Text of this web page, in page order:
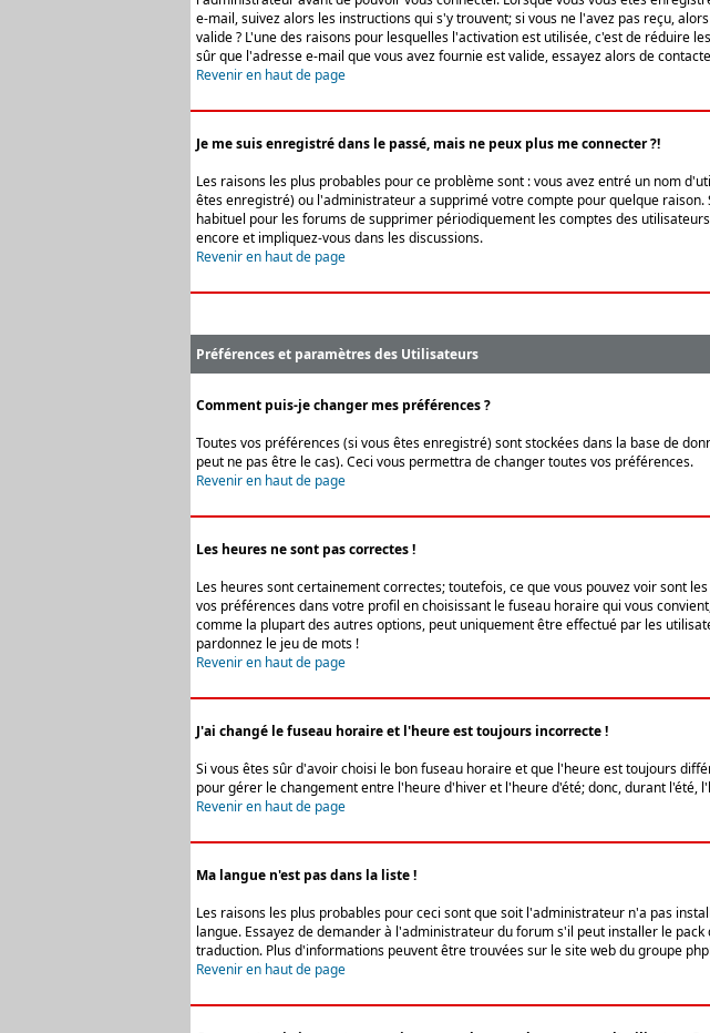
e-mail, suivez alors les instructions qui s'y trouvent; si vous ne l'avez pas reçu,
valide ? L'une des raisons pour lesquelles l'activation est utilisée, c'est de réduire
sûr que l'adresse e-mail que vous avez fournie est valide, essayez alors de
Revenir en haut de page
Je me suis enregistré dans le passé, mais ne peux plus me connecter ?!
Les raisons les plus probables pour ce problème sont : vous avez entré un nom
êtes enregistré) ou l'administrateur a supprimé votre compte pour quelque
habituel pour les forums de supprimer périodiquement les comptes des
encore et impliquez-vous dans les discussions.
Revenir en haut de page
Préférences et paramètres des Utilisateurs
Comment puis-je changer mes préférences ?
Toutes vos préférences (si vous êtes enregistré) sont stockées dans la base de
peut ne pas être le cas). Ceci vous permettra de changer toutes vos préférences.
Revenir en haut de page
Les heures ne sont pas correctes !
Les heures sont certainement correctes; toutefois, ce que vous pouvez voir sont
vos préférences dans votre profil en choisissant le fuseau horaire qui vous
comme la plupart des autres options, peut uniquement être effectué par les
pardonnez le jeu de mots !
Revenir en haut de page
J'ai changé le fuseau horaire et l'heure est toujours incorrecte !
Si vous êtes sûr d'avoir choisi le bon fuseau horaire et que l'heure est toujours
pour gérer le changement entre l'heure d'hiver et l'heure d'été; donc, durant
Revenir en haut de page
Ma langue n'est pas dans la liste !
Les raisons les plus probables pour ceci sont que soit l'administrateur n'a pas
langue. Essayez de demander à l'administrateur du forum s'il peut installer le
traduction. Plus d'informations peuvent être trouvées sur le site web du groupe
Revenir en haut de page